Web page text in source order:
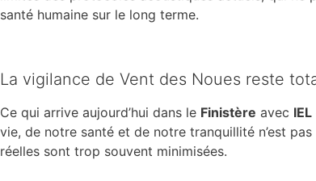
santé humaine sur le long terme.
La vigilance de Vent des Noues reste
Ce qui arrive aujourd’hui dans le Finistère avec IEL
vie, de notre santé et de notre tranquillité n’est
réelles sont trop souvent minimisées.